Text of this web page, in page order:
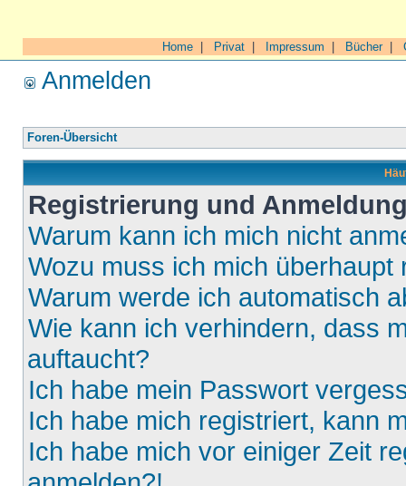
Home Privat Impressum Bücher|
Anmelden
Foren-Übersicht
Registrierung und
Warum kann ich mich nicht
Wozu muss ich mich überhaupt
Warum werde ich automatisch
Wie kann ich verhindern, dass
auftaucht?
Ich habe mein Passwort
Ich habe mich registriert, kann
Ich habe mich vor einiger Zeit